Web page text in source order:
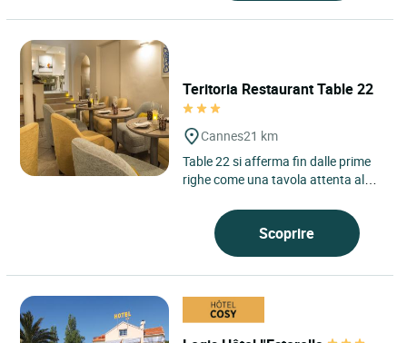
Teritoria Restaurant Table 22
Cannes21 km
Table 22 si afferma fin dalle prime
righe come una tavola attenta al
ambiente. Questa indirizzo...
Scoprire